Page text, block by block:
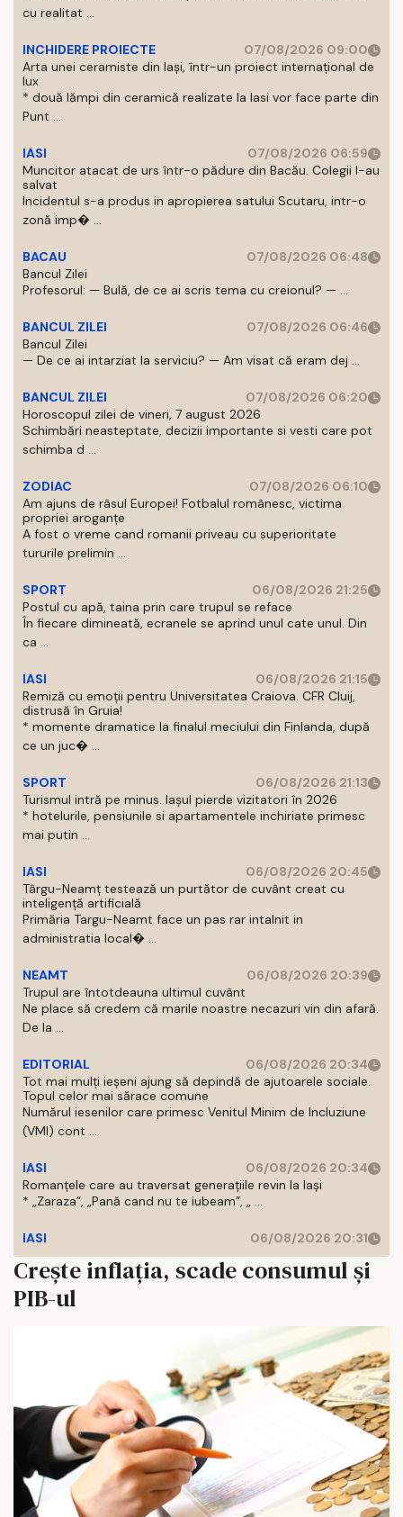
cu realitat ...
INCHIDERE PROIECTE
07/08/2026 09:00
Arta unei ceramiste din Iași, într-un proiect internațional de
lux
* două lămpi din ceramică realizate la Iasi vor face parte din
Punt ...
IASI
07/08/2026 06:59
Muncitor atacat de urs într-o pădure din Bacău. Colegii l-au
salvat
Incidentul s-a produs in apropierea satului Scutaru, intr-o
zonă imp� ...
BACAU
07/08/2026 06:48
Bancul Zilei
Profesorul: — Bulă, de ce ai scris tema cu creionul? — ...
BANCUL ZILEI
07/08/2026 06:46
Bancul Zilei
— De ce ai intarziat la serviciu? — Am visat că eram dej ...
BANCUL ZILEI
07/08/2026 06:20
Horoscopul zilei de vineri, 7 august 2026
Schimbări neasteptate, decizii importante si vesti care pot
schimba d ...
ZODIAC
07/08/2026 06:10
Am ajuns de râsul Europei! Fotbalul românesc, victima
propriei aroganțe
A fost o vreme cand romanii priveau cu superioritate
tururile prelimin ...
SPORT
06/08/2026 21:25
Postul cu apă, taina prin care trupul se reface
În fiecare dimineată, ecranele se aprind unul cate unul. Din
ca ...
IASI
06/08/2026 21:15
Remiză cu emoții pentru Universitatea Craiova. CFR Cluij,
distrusă în Gruia!
* momente dramatice la finalul meciului din Finlanda, după
ce un juc� ...
SPORT
06/08/2026 21:13
Turismul intră pe minus. Iașul pierde vizitatori în 2026
* hotelurile, pensiunile si apartamentele inchiriate primesc
mai putin ...
IASI
06/08/2026 20:45
Târgu-Neamț testează un purtător de cuvânt creat cu
inteligență artificială
Primăria Targu-Neamt face un pas rar intalnit in
administratia local� ...
NEAMT
06/08/2026 20:39
Trupul are întotdeauna ultimul cuvânt
Ne place să credem că marile noastre necazuri vin din afară.
De la ...
EDITORIAL
06/08/2026 20:34
Tot mai mulți ieșeni ajung să depindă de ajutoarele sociale.
Topul celor mai sărace comune
Numărul iesenilor care primesc Venitul Minim de Incluziune
(VMI) cont ...
IASI
06/08/2026 20:34
Romanțele care au traversat generațiile revin la Iași
* „Zaraza”, „Pană cand nu te iubeam”, „ ...
IASI 06/08/2026 20:31
Crește inflația, scade consumul și
PIB-ul